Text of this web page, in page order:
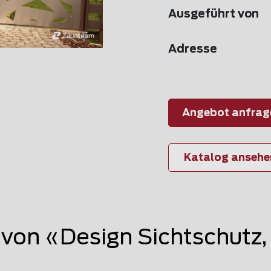
Ausgeführt von
Adresse
Angebot
Katalog
«Design